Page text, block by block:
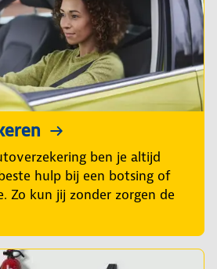
ben je altijd
hulp bij een botsing of
Zo kun jij zonder zorgen de